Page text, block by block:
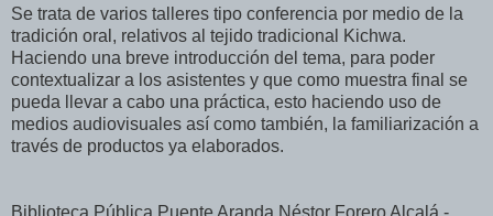
Se trata de varios talleres tipo conferencia por medio de la
tradición oral, relativos al tejido tradicional Kichwa.
Haciendo una breve introducción del tema, para poder
contextualizar a los asistentes y que como muestra final se
pueda llevar a cabo una práctica, esto haciendo uso de
medios audiovisuales así como también, la familiarización a
través de productos ya elaborados.
Biblioteca Pública Puente Aranda Néstor Forero Alcalá -